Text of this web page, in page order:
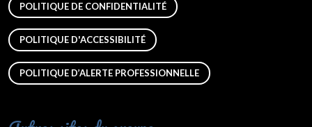
POLITIQUE DE CONFIDENTIALITÉ
POLITIQUE D'ACCESSIBILITÉ
POLITIQUE D’ALERTE PROFESSIONNELLE